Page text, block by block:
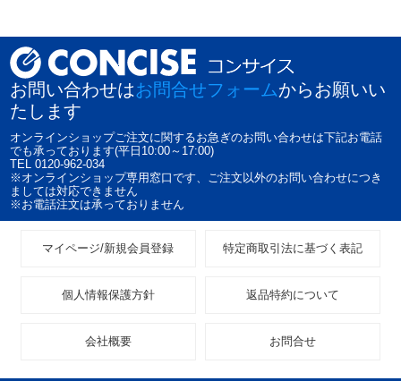
お問い合わせはお問合せフォームからお願いい
たします
オンラインショップご注文に関するお急ぎのお問い合わせは下記お電話
でも承っております(平日10:00～17:00)
TEL 0120-962-034
※オンラインショップ専用窓口です、ご注文以外のお問い合わせにつき
ましては対応できません
※お電話注文は承っておりません
マイページ/新規会員登録 特定商取引法に基づく表記
個人情報保護方針 返品特約について
会社概要 お問合せ